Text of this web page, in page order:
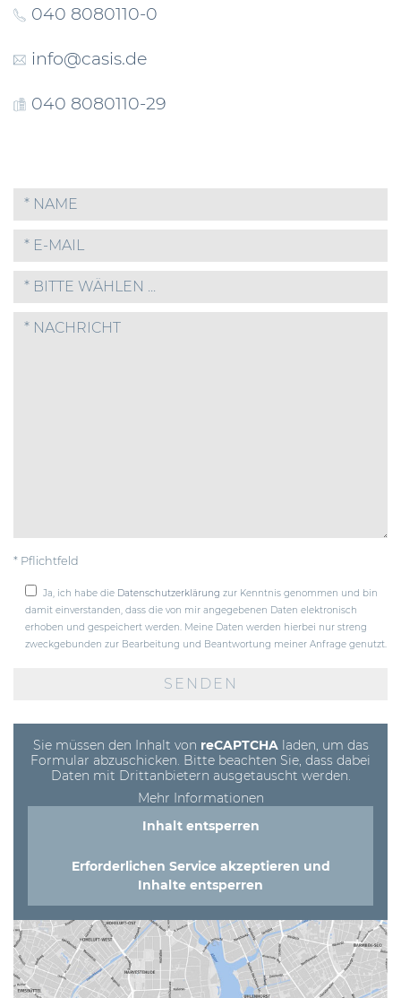
040 8080110-0
info@casis.de
040 8080110-29
* BITTE WÄHLEN ...
* Pflichtfeld
Ja, ich habe die Datenschutzerklärung zur Kenntnis genommen und bin
damit einverstanden, dass die von mir angegebenen Daten elektronisch
erhoben und gespeichert werden. Meine Daten werden hierbei nur streng
zweckgebunden zur Bearbeitung und Beantwortung meiner Anfrage genutzt.
Sie müssen den Inhalt von reCAPTCHAladen, um das
Formular abzuschicken. Bitte beachten Sie, dass dabei
Daten mit Drittanbietern ausgetauscht werden.
Mehr Informationen
Inhalt entsperren
Erforderlichen Service akzeptieren und
Inhalte entsperren